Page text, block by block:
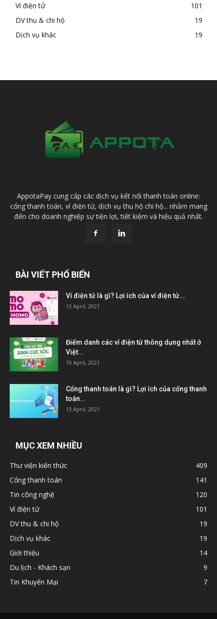
Ví điện tử
101
DV thu & chi hộ
19
Dịch vụ khác
19
AppotaPay cung cấp các dịch vụ kết nối thanh toán online:
cổng thanh toán, ví điện tử, dịch vụ thu hộ chi hộ... nhằm mang
đến cho doanh nghiệp sự tiện lợi, tiết kiệm và hiệu quả nhất.
BÀI VIẾT PHỔ BIẾN
Ví điện tử là gì? Lợi ích của ví điện tử...
13 April, 2021
Điểm danh các ví điện tử thông dụng nhất ở
Việt...
19 April, 2021
Cổng thanh toán là gì? Lợi ích của cổng thanh
toán...
13 April, 2021
MỤC XEM NHIỀU
Thư viện kiến thức
409
Cổng thanh toán
141
Tin công nghệ
120
Ví điện tử
101
DV thu & chi hộ
19
Dịch vụ khác
19
Giới thiệu
14
Du lịch - Khách sạn
9
Tin Khuyến Mại
7